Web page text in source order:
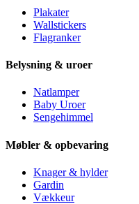
Plakater
Wallstickers
Flagranker
Belysning & uroer
Natlamper
Baby Uroer
Sengehimmel
Møbler & opbevaring
Knager & hylder
Gardin
Vækkeur